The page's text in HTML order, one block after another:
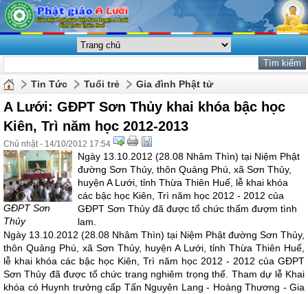
Tin Tức Tuổi trẻ Gia đình Phật tử
A Lưới: GĐPT Sơn Thủy khai khóa bậc học
Kiên, Trì năm học 2012-2013
Chủ nhật - 14/10/2012 17:54
GĐPT Sơn
Thủy
Ngày 13.10.2012 (28.08 Nhâm Thìn) tại Niệm Phật
đường Sơn Thủy, thôn Quảng Phú, xã Sơn Thủy,
huyện A Lưới, tỉnh Thừa Thiên Huế, lễ khai khóa
các bậc học Kiên, Trì năm học 2012 - 2012 của
GĐPT Sơn Thủy đã được tổ chức thấm đượm tình
lam.
Ngày 13.10.2012 (28.08 Nhâm Thìn) tại Niệm Phật đường Sơn Thủy,
thôn Quảng Phú, xã Sơn Thủy, huyện A Lưới, tỉnh Thừa Thiên Huế,
lễ khai khóa các bậc học Kiên, Trì năm học 2012 - 2012 của GĐPT
Sơn Thủy đã được tổ chức trang nghiêm trọng thể. Tham dự lễ Khai
khóa có Huynh trưởng cấp Tấn Nguyên Lang - Hoàng Thương - Gia